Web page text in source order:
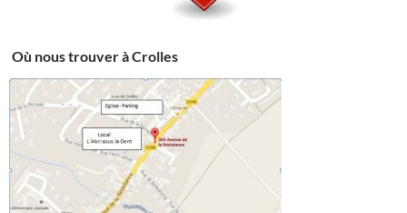
Où nous trouver à Crolles